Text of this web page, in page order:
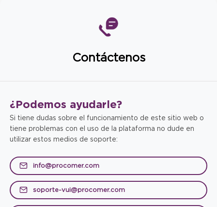
Contáctenos
¿Podemos ayudarle?
Si tiene dudas sobre el funcionamiento de este sitio web o
tiene problemas con el uso de la plataforma no dude en
utilizar estos medios de soporte:
info@procomer.com
soporte-vui@procomer.com